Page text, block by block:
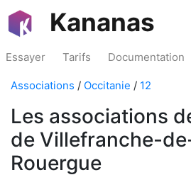
Kananas
Essayer Tarifs Documentation
Associations / Occitanie / 12
Les associations
de Villefranche-
Rouergue